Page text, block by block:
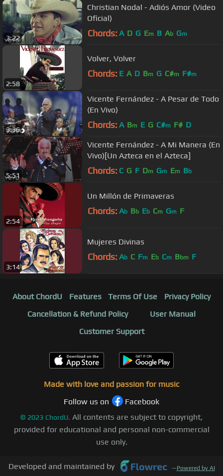
3:22
Christian Nodal - Adiós Amor (Video
Oficial)
Chords: A D G Em B Ab Gm
2:58
Volver, Volver
Chords: E A D Bm G C#m F#m
3:36
Vicente Fernández - A Pesar de Todo
(En Vivo)
Chords: A Bm E G C#m F# D
5:51
Vicente Fernández - A Mi Manera (En
Vivo)[Un Azteca en el Azteca]
Chords: C G F Dm Gm Em Bb
2:54
Un Millón de Primaveras
Chords: Ab Bb Eb Cm Gm F
3:14
Mujeres Divinas
Chords: Ab C Fm Eb Cm Bbm F
About ChordU Features Terms Of Use
Privacy Policy
Cancellation & Refund Policy
User Manual
Customer Support
Made with love and passion for music
Follow us on
Facebook
© 2023 ChordU. All contents are subject to copyright,
provided for educational and personal non-commercial
use only.
Developed and maintained by —Powered by AI